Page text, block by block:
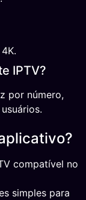
IPTV?
por número,
compatível no
simples para